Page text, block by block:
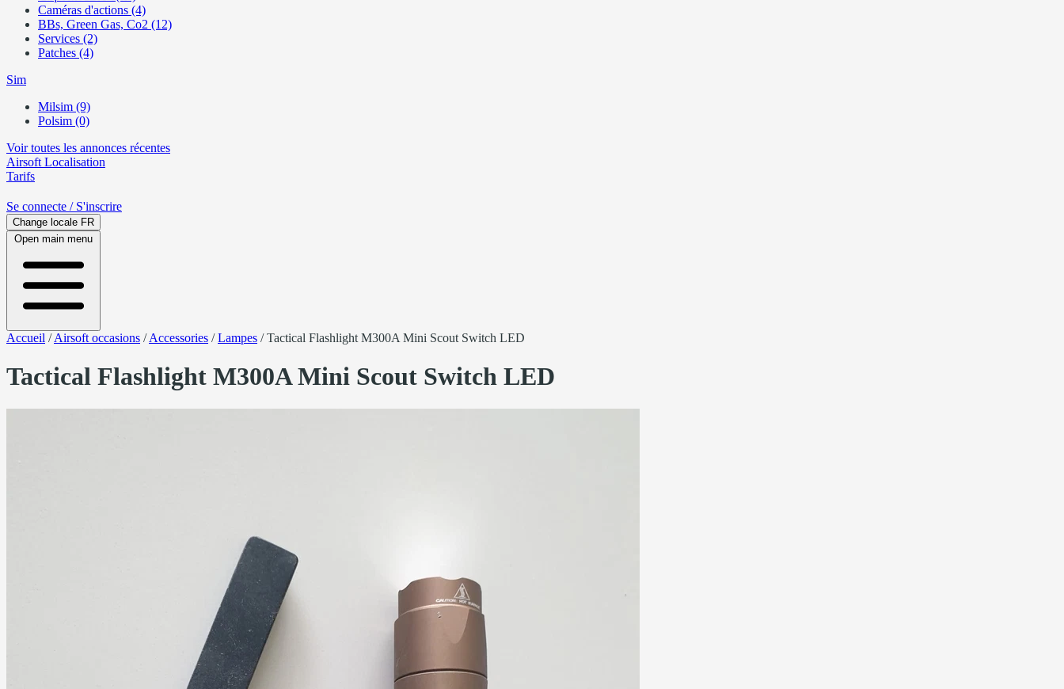
Caméras d'actions (4)
BBs, Green Gas, Co2 (12)
Services (2)
Patches (4)
Sim
Milsim (9)
Polsim (0)
Voir toutes les annonces récentes
Airsoft Localisation
Tarifs
Se connecte / S'inscrire
Change locale FR
Open main menu
Accueil /Airsoft occasions /Accessories /Lampes /Tactical Flashlight M300A Mini Scout Switch LED
Tactical Flashlight M300A Mini Scout Switch LED